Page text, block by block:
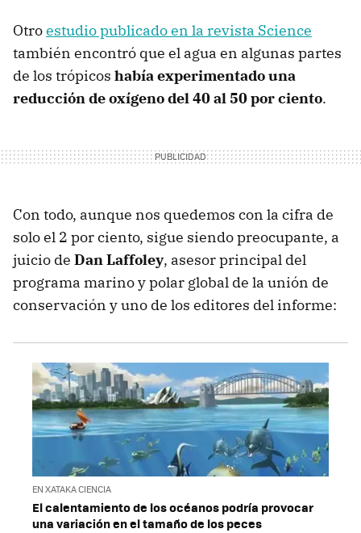
Otroestudio publicado en la revista Science
también encontró que el agua en algunas partes
de los trópicos había experimentado una
reducción de oxígeno del 40 al 50 por ciento.
Con todo, aunque nos quedemos con la cifra de
solo el 2 por ciento, sigue siendo preocupante, a
juicio de Dan Laffoley, asesor principal del
programa marino y polar global de la unión de
conservación y uno de los editores del informe:
EN XATAKA CIENCIA
El calentamiento de los océanos podría provocar
una variación en el tamaño de los peces